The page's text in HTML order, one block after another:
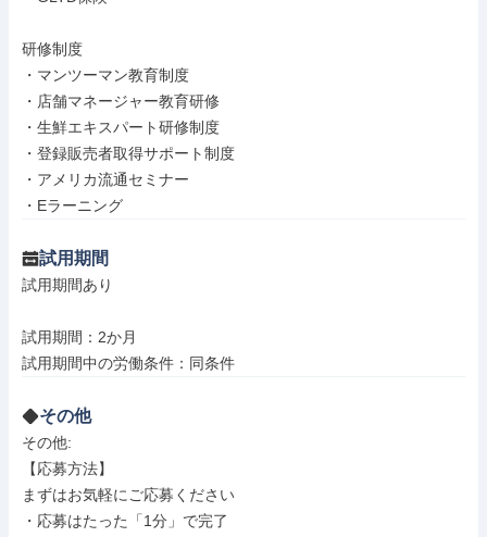
研修制度
・マンツーマン教育制度
・店舗マネージャー教育研修
・生鮮エキスパート研修制度
・登録販売者取得サポート制度
・アメリカ流通セミナー
・Eラーニング
試用期間
試用期間あり
試用期間：2か月
試用期間中の労働条件：同条件
その他
その他:
【応募方法】
まずはお気軽にご応募ください
・応募はたった「1分」で完了